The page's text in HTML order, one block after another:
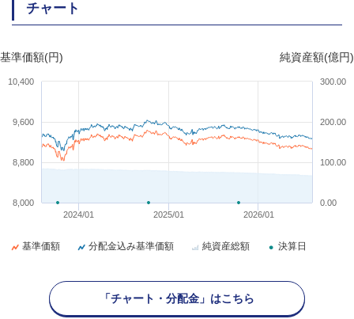
チャート
基準価額(円) 純資産額(億円)
2024/01 2025/01 2026/01
8,000
8,800
9,600
10,400
0.00
100.00
200.00
300.00
基準価額 分配金込み基準価額 純資産総額 決算日
「チャート・分配金」はこちら